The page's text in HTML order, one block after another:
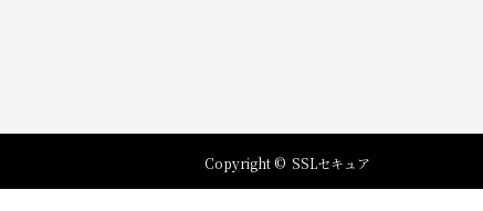
Copyright © SSLセキュア